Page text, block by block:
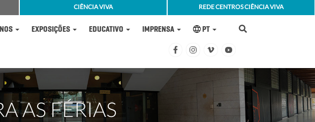
CIÊNCIA VIVA REDE CENTROS CIÊNCIA VIVA
EXPOSIÇÕES EDUCATIVO IMPRENSA PT
AS FÉRIAS